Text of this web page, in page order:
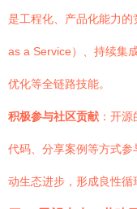
是工程化、产品化能力
as a Service）、持续集
优化等全链路技能。
积极参与社区贡献 ：开
代码、分享案例等方式
动生态进步，形成良性循